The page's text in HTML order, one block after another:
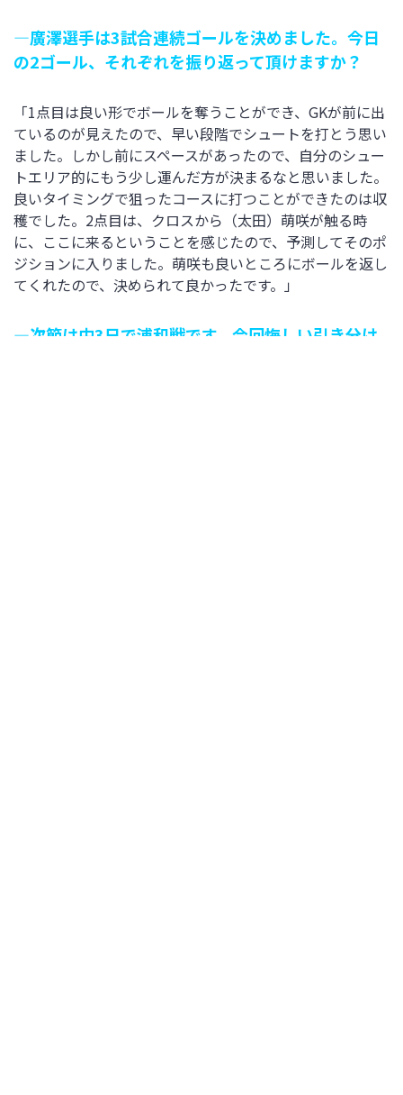
―廣澤選手は3試合連続ゴールを決めました。今日
の2ゴール、それぞれを振り返って頂けますか？
「1点目は良い形でボールを奪うことができ、GKが前に出
ているのが見えたので、早い段階でシュートを打とう思い
ました。しかし前にスペースがあったので、自分のシュー
トエリア的にもう少し運んだ方が決まるなと思いました。
良いタイミングで狙ったコースに打つことができたのは収
穫でした。2点目は、クロスから（太田）萌咲が触る時
に、ここに来るということを感じたので、予測してそのポ
ジションに入りました。萌咲も良いところにボールを返し
てくれたので、決められて良かったです。」
―次節は中3日で浦和戦です。今回悔しい引き分け